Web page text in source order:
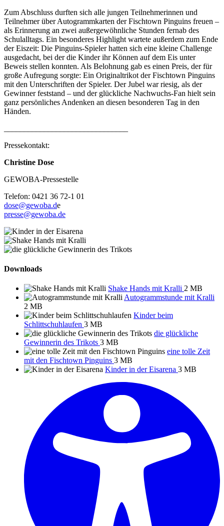
Zum Abschluss durften sich alle jungen Teilnehmerinnen und
Teilnehmer über Autogrammkarten der Fischtown Pinguins freuen –
als Erinnerung an zwei außergewöhnliche Stunden fernab des
Schulalltags. Ein besonderes Highlight wartete außerdem zum Ende
der Eiszeit: Die Pinguins-Spieler hatten sich eine kleine Challenge
ausgedacht, bei der die Kinder ihr Können auf dem Eis unter
Beweis stellen konnten. Als Belohnung gab es einen Preis, der für
große Aufregung sorgte: Ein Originaltrikot der Fischtown Pinguins
mit den Unterschriften der Spieler. Der Jubel war riesig, als der
Gewinner feststand – und der glückliche Nachwuchs-Fan hielt sein
ganz persönliches Andenken an diesen besonderen Tag in den
Händen.
Pressekontakt:
Christine Dose
GEWOBA-Pressestelle
Telefon: 0421 36 72-1 01
dose@gewoba.de
presse@gewoba.de
Downloads
Shake Hands mit Kralli 2 MB
Autogrammstunde mit Kralli
2 MB
Kinder beim
Schlittschuhlaufen 3 MB
die glückliche
Gewinnerin des Trikots 3 MB
eine tolle Zeit
mit den Fischtown Pinguins 3 MB
Kinder in der Eisarena 3 MB